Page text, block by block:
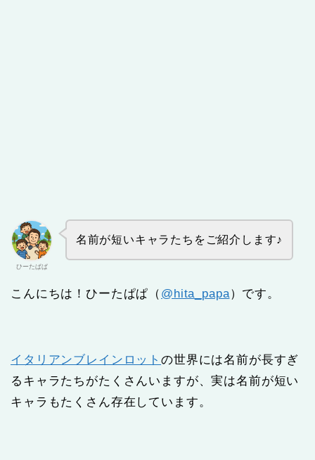
ひーたぱぱ
名前が短いキャラたちをご紹介します♪
こんにちは！ひーたぱぱ（ @hita_papa）です。
イタリアンブレインロットの世界には名前が長すぎ
るキャラたちがたくさんいますが、実は名前が短い
キャラもたくさん存在しています。